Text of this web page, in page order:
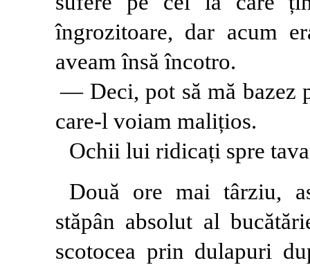
îngrozitoare, dar acum
aveam însă încotro.
— Deci, pot să mă bazez
care-l voiam malițios.
Ochii lui ridicați spre
Două ore mai târziu,
stăpân absolut al
scotocea prin dulapuri